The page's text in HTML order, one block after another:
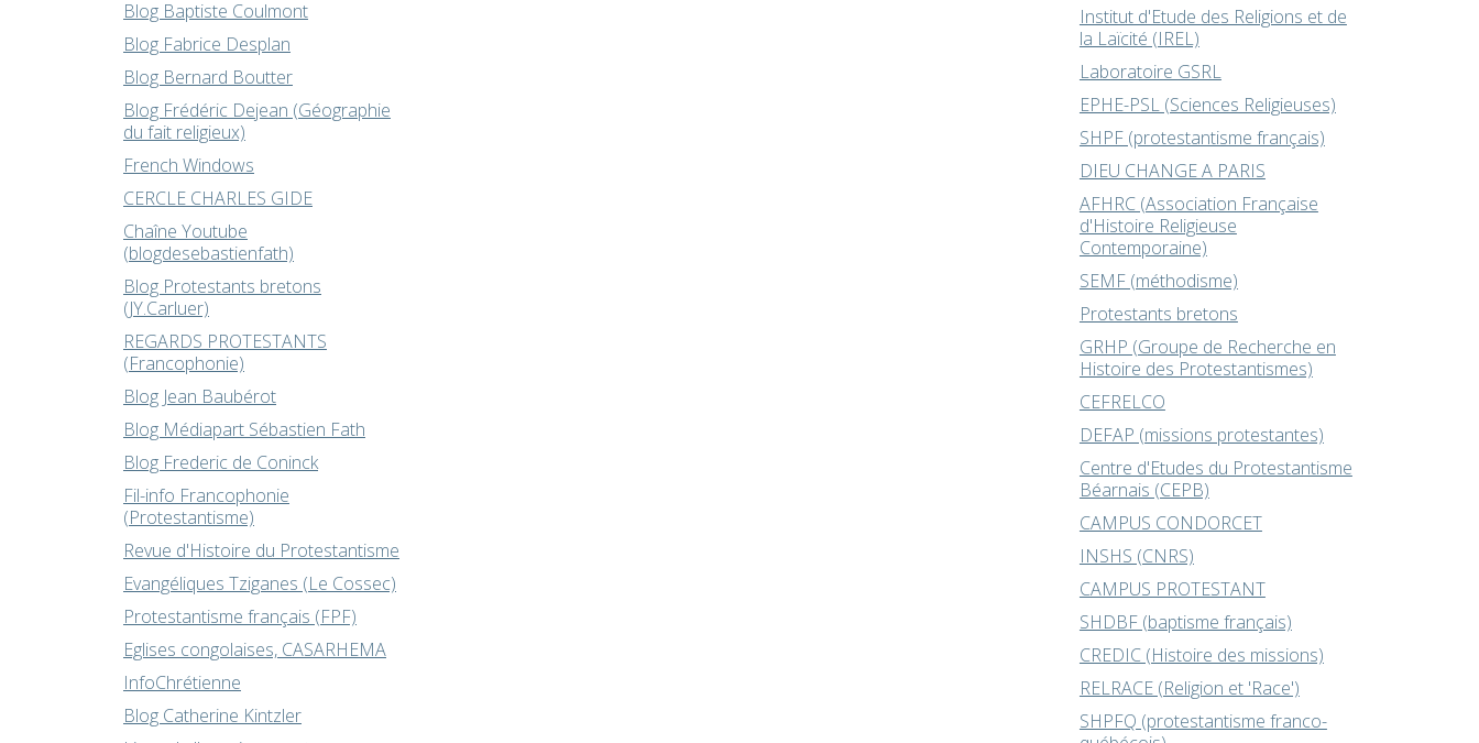
Blog Baptiste Coulmont
Blog Fabrice Desplan
Blog Bernard Boutter
Blog Frédéric Dejean (Géographie
du fait religieux)
French Windows
CERCLE CHARLES GIDE
Chaîne Youtube
(blogdesebastienfath)
Blog Protestants bretons
(JY.Carluer)
REGARDS PROTESTANTS
(Francophonie)
Blog Jean Baubérot
Blog Médiapart Sébastien Fath
Blog Frederic de Coninck
Fil-info Francophonie
(Protestantisme)
Revue d'Histoire du Protestantisme
Evangéliques Tziganes (Le Cossec)
Protestantisme français (FPF)
Eglises congolaises, CASARHEMA
InfoChrétienne
Blog Catherine Kintzler
Institut d'Etude des Religions et de
la Laïcité (IREL)
Laboratoire GSRL
EPHE-PSL (Sciences Religieuses)
SHPF (protestantisme français)
DIEU CHANGE A PARIS
AFHRC (Association Française
d'Histoire Religieuse
Contemporaine)
SEMF (méthodisme)
Protestants bretons
GRHP (Groupe de Recherche en
Histoire des Protestantismes)
CEFRELCO
DEFAP (missions protestantes)
Centre d'Etudes du Protestantisme
Béarnais (CEPB)
CAMPUS CONDORCET
INSHS (CNRS)
CAMPUS PROTESTANT
SHDBF (baptisme français)
CREDIC (Histoire des missions)
RELRACE (Religion et 'Race')
SHPFQ (protestantisme franco-